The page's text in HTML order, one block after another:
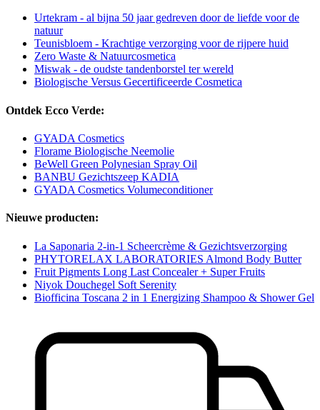
Urtekram - al bijna 50 jaar gedreven door de liefde voor de
natuur
Teunisbloem - Krachtige verzorging voor de rijpere huid
Zero Waste & Natuurcosmetica
Miswak - de oudste tandenborstel ter wereld
Biologische Versus Gecertificeerde Cosmetica
Ontdek Ecco Verde:
GYADA Cosmetics
Florame Biologische Neemolie
BeWell Green Polynesian Spray Oil
BANBU Gezichtszeep KADIA
GYADA Cosmetics Volumeconditioner
Nieuwe producten:
La Saponaria 2-in-1 Scheercrème & Gezichtsverzorging
PHYTORELAX LABORATORIES Almond Body Butter
Fruit Pigments Long Last Concealer + Super Fruits
Niyok Douchegel Soft Serenity
Biofficina Toscana 2 in 1 Energizing Shampoo & Shower Gel